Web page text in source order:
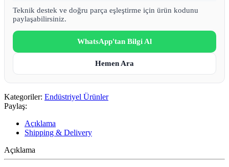
Teknik destek ve doğru parça eşleştirme için ürün kodunu
paylaşabilirsiniz.
WhatsApp'tan Bilgi Al
Hemen Ara
Kategoriler: Endüstriyel Ürünler
Paylaş:
Açıklama
Shipping & Delivery
Açıklama